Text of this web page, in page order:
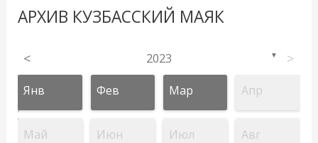
АРХИВ КУЗБАССКИЙ МАЯК
< 2023 ▼ >
Янв Фев Мар Апр
Май Июн Июл Авг